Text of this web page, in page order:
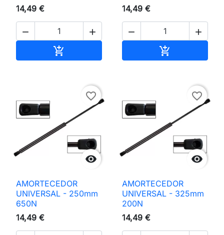
14,49 €
 

14,49 €
 


favorite_border
AMORTECEDOR
UNIVERSAL - 250mm
650N
14,49 €

favorite_border
AMORTECEDOR
UNIVERSAL - 325mm
200N
14,49 €